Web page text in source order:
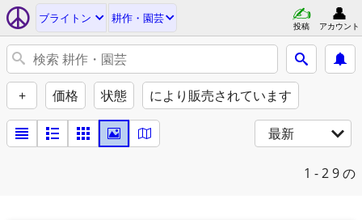
ブライトン 耕作・園芸
投稿 アカウント
+ 価格 状態 により販売されています
最新
1 - 29 の